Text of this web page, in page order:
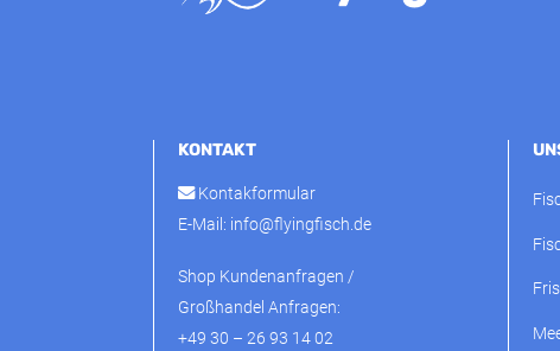
KONTAKT
Kontakformular
E-Mail: info@flyingfisch.de
Shop Kundenanfragen /
Großhandel Anfragen:
+49 30 – 26 93 14 02